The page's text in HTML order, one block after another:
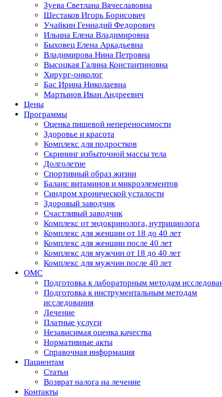
Зуева Светлана Вячеславовна
Шестаков Игорь Борисович
Учайкин Геннадий Федорович
Ильина Елена Владимировна
Быховец Елена Аркадьевна
Владимирова Нина Петровна
Высоцкая Галина Константиновна
Хирург-онколог
Бас Ирина Николаевна
Мартынов Иван Андреевич
Цены
Программы
Оценка пищевой непереносимости
Здоровье и красота
Комплекс для подростков
Скрининг избыточной массы тела
Долголетие
Спортивный образ жизни
Баланс витаминов и микроэлементов
Синдром хронической усталости
Здоровый заводчик
Счастливый заводчик
Комплекс от эндокринолога, нутрициолога
Комплекс для женщин от 18 до 40 лет
Комплекс для женщин после 40 лет
Комплекс для мужчин от 18 до 40 лет
Комплекс для мужчин после 40 лет
ОМС
Подготовка к лабораторным методам
Подготовка к инструментальным методам
исследования
Лечение
Платные услуги
Независимая оценка качества
Нормативные акты
Справочная информация
Пациентам
Статьи
Возврат налога на лечение
Контакты